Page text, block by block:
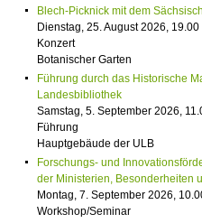
Blech-Picknick mit dem
Dienstag, 25. August 2026,
Konzert
Botanischer Garten
Führung durch das Historische
Landesbibliothek
Samstag, 5. September 2026,
Führung
Hauptgebäude der ULB
Forschungs- und
der Ministerien, Besonderheiten
Montag, 7. September 2026,
Workshop/Seminar